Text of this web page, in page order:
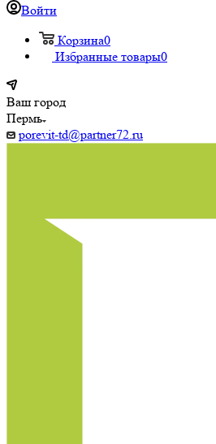
Войти
Корзина0
Избранные товары0
Ваш город
Пермь
porevit-td@partner72.ru